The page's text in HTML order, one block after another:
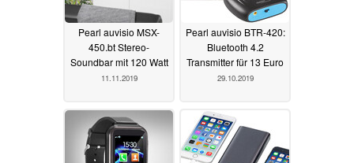
Pearl auvisio MSX-
450.bt Stereo-
Soundbar mit 120 Watt
11.11.2019
Pearl auvisio BTR-420:
Bluetooth 4.2
Transmitter für 13 Euro
29.10.2019